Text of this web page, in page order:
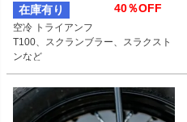
在庫有り 40％OFF
空冷 トライアンフ
T100、スクランブラー、スラクスト
ンなど
左側のみ
グロスブラック